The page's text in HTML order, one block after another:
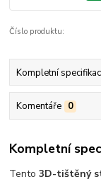
Číslo produktu:
Kompletní
Komentáře 0
Kompletní
Tento3D-tištěný